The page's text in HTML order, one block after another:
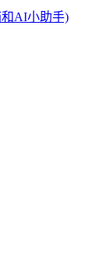
AI小助手)